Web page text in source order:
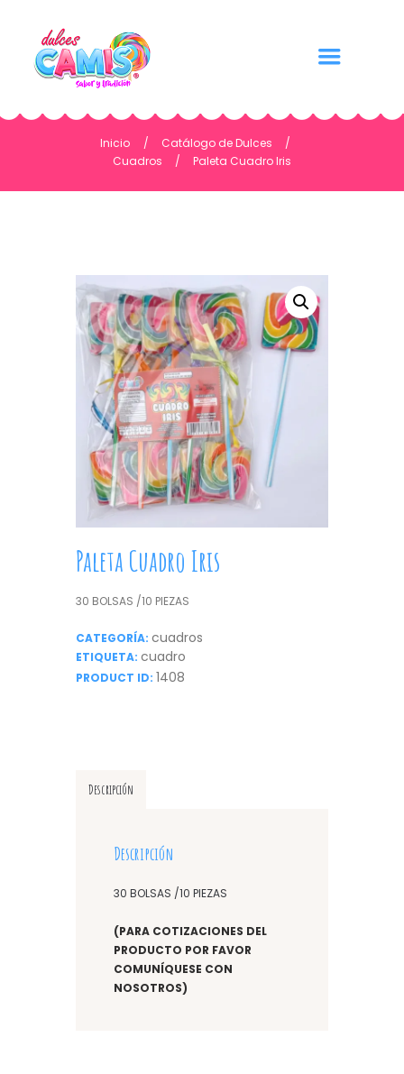
Inicio
Catálogo de Dulces
Cuadros
Paleta Cuadro Iris
Paleta Cuadro Iris
30 BOLSAS /10 PIEZAS
CATEGORÍA: cuadros
ETIQUETA: cuadro
PRODUCT ID: 1408
Descripción
Descripción
30 BOLSAS /10 PIEZAS
(PARA COTIZACIONES DEL
PRODUCTO POR FAVOR
COMUNÍQUESE CON
NOSOTROS)